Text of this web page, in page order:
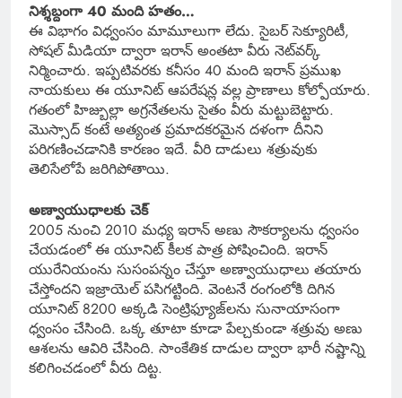
నిశ్శబ్దంగా 40 మంది హతం…
ఈ విభాగం విధ్వంసం మామూలుగా లేదు. సైబర్ సెక్యూరిటీ,
సోషల్ మీడియా ద్వారా ఇరాన్ అంతటా వీరు నెట్‌వర్క్
నిర్మించారు. ఇప్పటివరకు కనీసం 40 మంది ఇరాన్ ప్రముఖ
నాయకులు ఈ యూనిట్ ఆపరేషన్ల వల్ల ప్రాణాలు కోల్పోయారు.
గతంలో హిజ్బుల్లా అగ్రనేతలను సైతం వీరు మట్టుబెట్టారు.
మొస్సాద్‌ కంటే అత్యంత ప్రమాదకరమైన దళంగా దీనిని
పరిగణించడానికి కారణం ఇదే. వీరి దాడులు శత్రువుకు
తెలిసేలోపే జరిగిపోతాయి.
అణ్వాయుధాలకు చెక్
2005 నుంచి 2010 మధ్య ఇరాన్ అణు సౌకర్యాలను ధ్వంసం
చేయడంలో ఈ యూనిట్ కీలక పాత్ర పోషించింది. ఇరాన్
యురేనియంను సుసంపన్నం చేస్తూ అణ్వాయుధాలు తయారు
చేస్తోందని ఇజ్రాయెల్ పసిగట్టింది. వెంటనే రంగంలోకి దిగిన
యూనిట్ 8200 అక్కడి సెంట్రిఫ్యూజ్‌లను సునాయాసంగా
ధ్వంసం చేసింది. ఒక్క తూటా కూడా పేల్చకుండా శత్రువు అణు
ఆశలను ఆవిరి చేసింది. సాంకేతిక దాడుల ద్వారా భారీ నష్టాన్ని
కలిగించడంలో వీరు దిట్ట.